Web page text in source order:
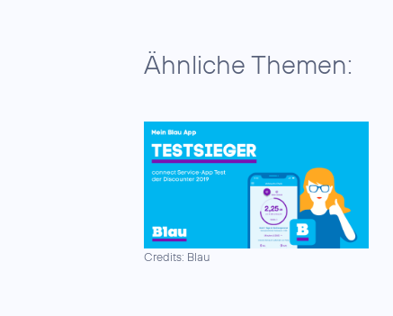
Ähnliche Themen:
Credits: Blau